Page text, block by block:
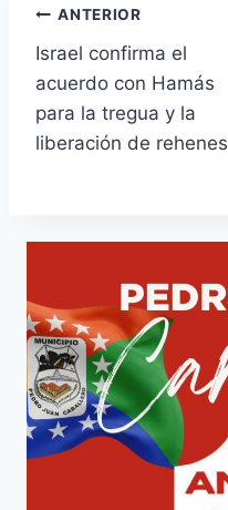
ANTERIOR
Israel confirma el
acuerdo con Hamás
para la tregua y la
liberación de rehenes